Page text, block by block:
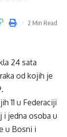
2 Min Read
24 sata
od kojih je
11 u Federaciji
i jedna osoba u
u Bosni i